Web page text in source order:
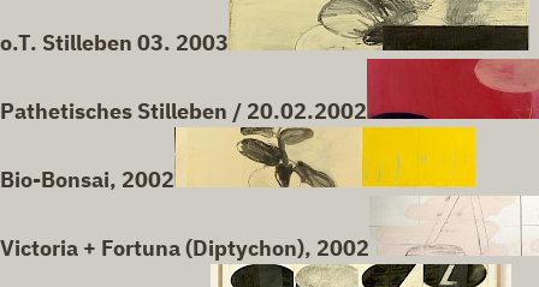
o.T. Stilleben 03. 2003
Pathetisches Stilleben / 20.02.2002
Bio-Bonsai, 2002
Victoria + Fortuna (Diptychon), 2002